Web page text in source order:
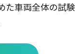
た車両全体の試験